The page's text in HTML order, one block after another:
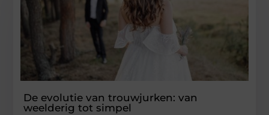
De evolutie van trouwjurken: van
weelderig tot simpel